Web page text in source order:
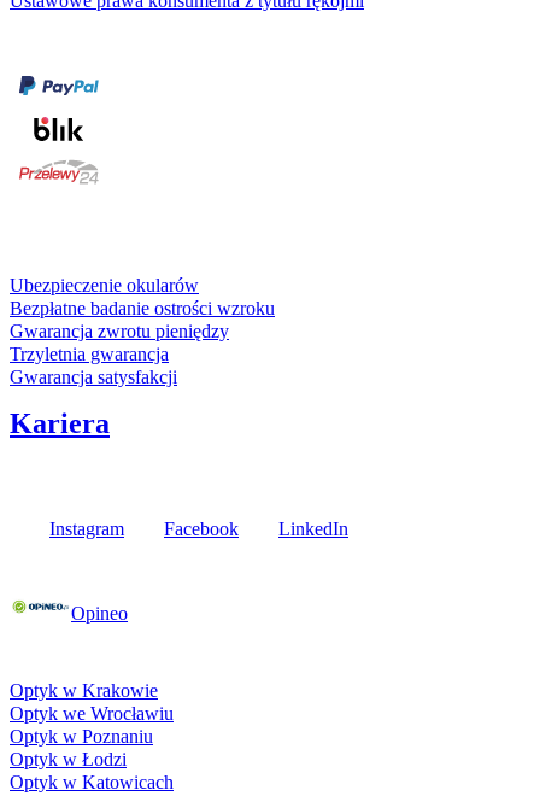
Ubezpieczenie okularów
Bezpłatne badanie ostrości wzroku
Gwarancja zwrotu pieniędzy
Trzyletnia gwarancja
Gwarancja satysfakcji
Kariera
Instagram Facebook LinkedIn
Opineo
Optyk w Krakowie
Optyk we Wrocławiu
Optyk w Poznaniu
Optyk w Łodzi
Optyk w Katowicach